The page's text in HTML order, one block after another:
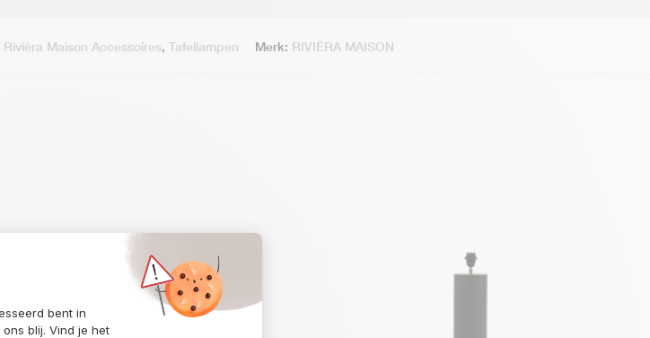
Rivièra Maison Accessoires, Tafellampen Merk: RIVIÈRA MAISON